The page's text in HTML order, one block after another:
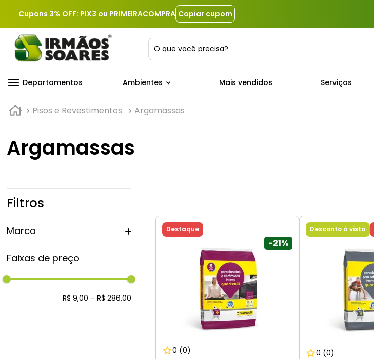
Cupons 3% OFF: PIX3 ou PRIMEIRACOMPRA Copiar cupom
O que você precisa?
8º
cimento
vaso sanitário
10º janela
Departamentos Ambientes Mais vendidos Serviços
Pisos e Revestimentos Argamassas
Argamassas
Filtros
Marca
Imar
Precon
Faixas de preço
R$ 9,00 – R$ 286,00
Destaque
-21%
0 (0)
Desconto à vista
0 (0)